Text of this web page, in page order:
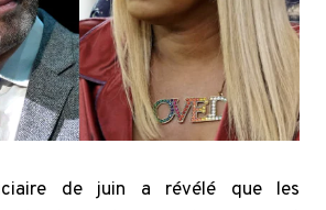
de juin a révélé que les